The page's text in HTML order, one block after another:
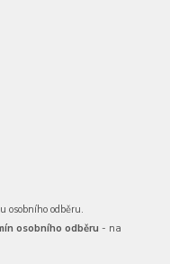
osobního odběru.
osobního odběru - na